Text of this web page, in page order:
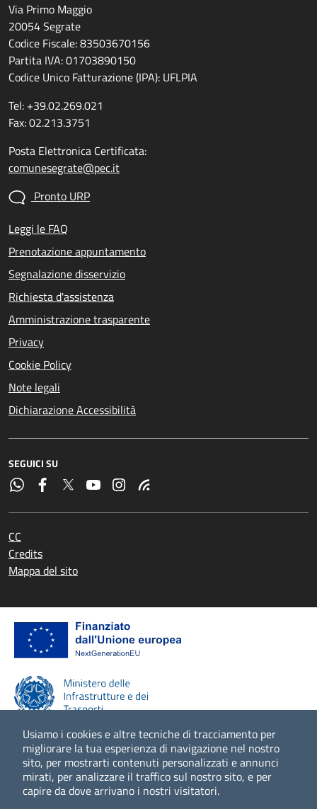
Usiamo i cookies e altre tecniche di tracciamento per
migliorare la tua esperienza di navigazione nel nostro
sito, per mostrarti contenuti personalizzati e annunci
mirati, per analizzare il traffico sul nostro sito, e per
capire da dove arrivano i nostri visitatori.
Via Primo Maggio
20054 Segrate
Codice Fiscale: 83503670156
Partita IVA: 01703890150
Codice Unico Fatturazione (IPA): UFLPIA
Tel: +39.02.269.021
Fax: 02.213.3751
Posta Elettronica Certificata:
comunesegrate@pec.it
Pronto URP
Leggi le FAQ
Prenotazione appuntamento
Segnalazione disservizio
Richiesta d'assistenza
Amministrazione trasparente
Privacy
Cookie Policy
Note legali
Dichiarazione Accessibilità
SEGUICI SU
CC
Credits
Mappa del sito
Scopri di più